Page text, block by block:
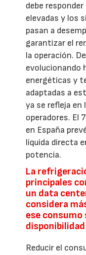
debe
elevadas y los
pasan a
garantizar el
la operación.
evolucionando
energéticas y
adaptadas a
ya se refleja en
operadores. El
en España
líquida directa
potencia.
La
principales
un data
considera
ese
Reducir el